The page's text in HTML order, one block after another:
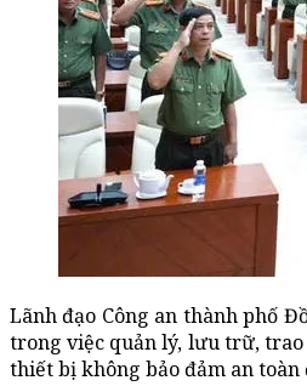
Lãnh đạo Công an thành phố
trong việc quản lý, lưu trữ, trao
thiết bị không bảo đảm an